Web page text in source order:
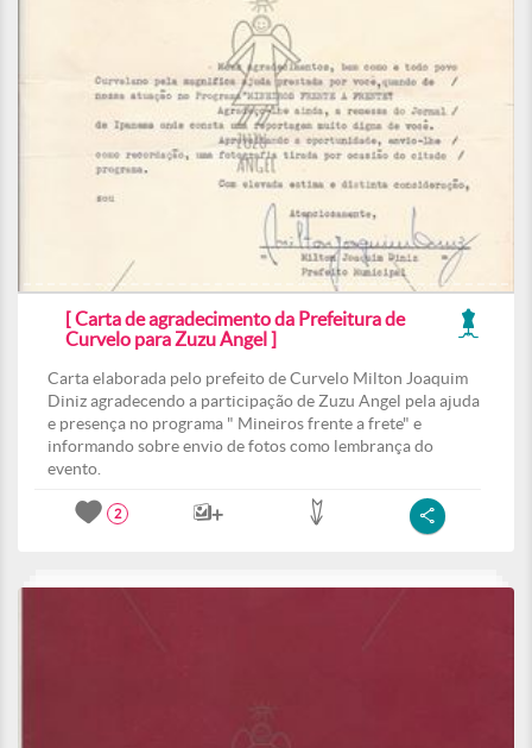
[ Carta de agradecimento da Prefeitura de
Curvelo para Zuzu Angel ]
Carta elaborada pelo prefeito de Curvelo Milton Joaquim
Diniz agradecendo a participação de Zuzu Angel pela ajuda
e presença no programa " Mineiros frente a frete" e
informando sobre envio de fotos como lembrança do
evento.
2